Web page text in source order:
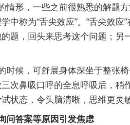
情形，一些之前很熟悉的解题
中称为“舌尖效应”。“舌尖效
题，回头来思考这个问题；另
时候，可舒展身体深坐于整张
次鼻吸口呼的全息呼吸后，稍
状态，令头脑清晰，思维更灵敏
问答案等原因引发焦虑